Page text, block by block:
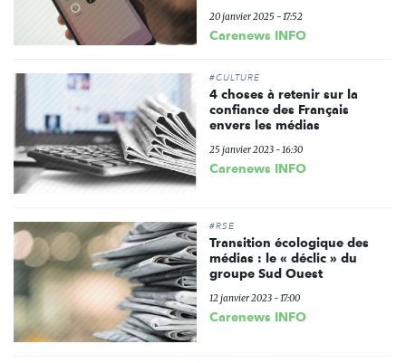
20 janvier 2025 - 17:52
Carenews INFO
#CULTURE
4 choses à retenir sur la
confiance des Français
envers les médias
25 janvier 2023 - 16:30
Carenews INFO
#RSE
Transition écologique des
médias : le « déclic » du
groupe Sud Ouest
12 janvier 2023 - 17:00
Carenews INFO